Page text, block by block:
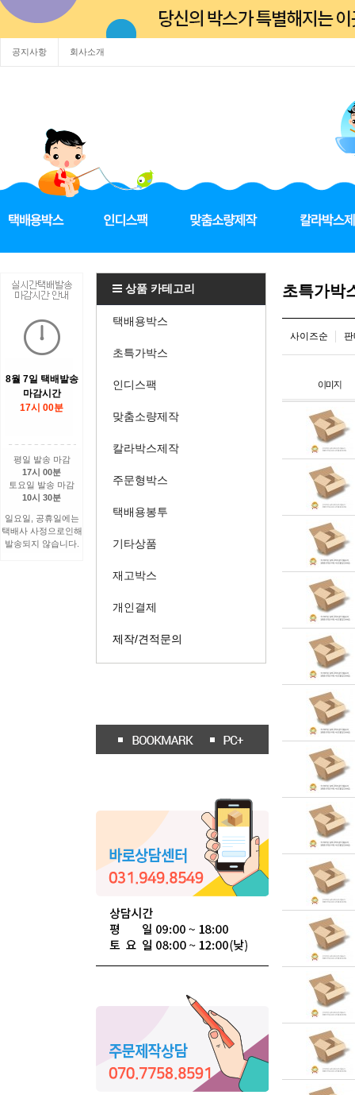
공지사항 회사소개
8월 7일 택배발송
마감시간
17시 00분
평일 발송 마감
17시 00분
토요일 발송 마감
10시 30분
일요일, 공휴일에는
택배사 사정으로인해
발송되지 않습니다.
상품 카테고리
택배용박스
초특가박스
인디스팩
맞춤소량제작
칼라박스제작
주문형박스
택배용봉투
기타상품
재고박스
개인결제
제작/견적문의
초특가박
사이즈순